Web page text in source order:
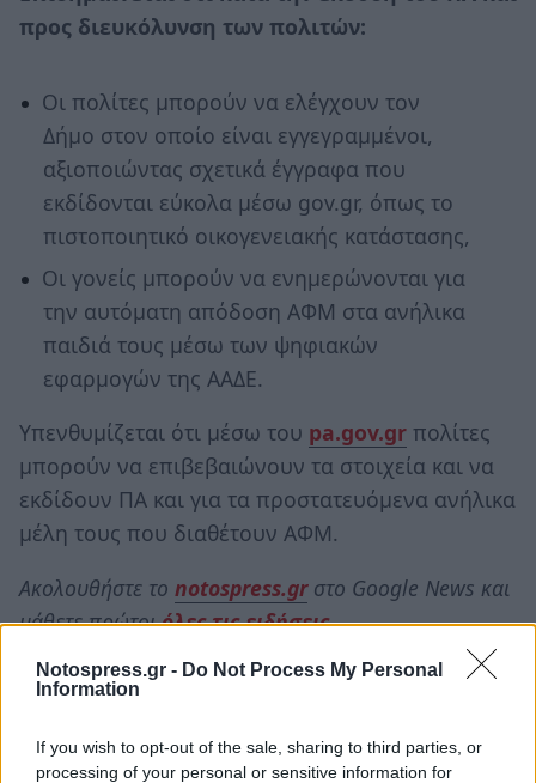
Notospress.gr - Do Not Process My Personal
Information
If you wish to opt-out of the sale, sharing to third parties, or
processing of your personal or sensitive information for
προς διευκόλυνση των πολιτών:
Οι πολίτες μπορούν να ελέγχουν τον
Δήμο στον οποίο είναι εγγεγραμμένοι,
αξιοποιώντας σχετικά έγγραφα που
εκδίδονται εύκολα μέσω gov.gr, όπως το
πιστοποιητικό οικογενειακής κατάστασης,
Οι γονείς μπορούν να ενημερώνονται για
την αυτόματη απόδοση ΑΦΜ στα ανήλικα
παιδιά τους μέσω των ψηφιακών
εφαρμογών της ΑΑΔΕ.
Υπενθυμίζεται ότι μέσω του pa.gov.gr πολίτες
μπορούν να επιβεβαιώνουν τα στοιχεία και να
εκδίδουν ΠΑ και για τα προστατευόμενα ανήλικα
μέλη τους που διαθέτουν ΑΦΜ.
Ακολουθήστε το notospress.grστο Google News και
μάθετε πρώτοιόλες τις ειδήσεις
ΕΠΟΜΕΝΗ ΗΜΕΡΑ
ΨΗΦΙΑΚΗ